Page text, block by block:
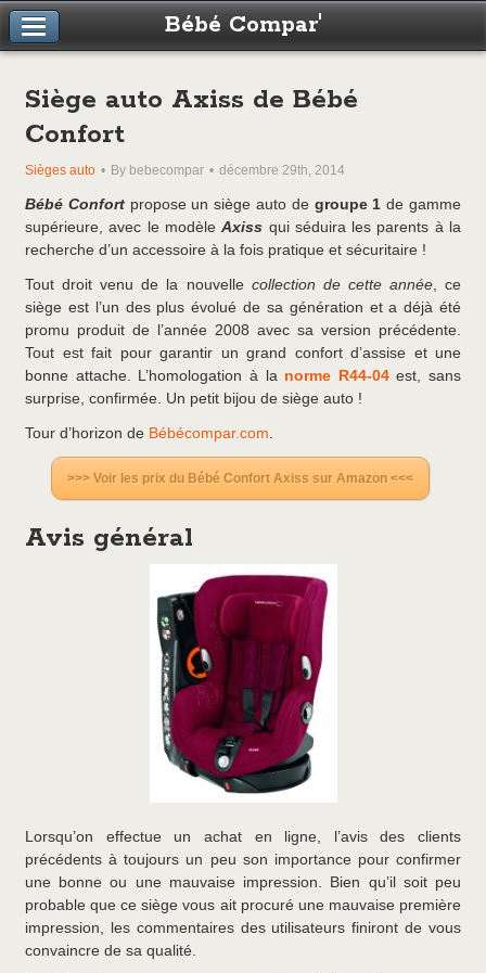
Bébé Compar'
Siège auto Axiss de Bébé
Confort
Sièges auto By bebecompar décembre 29th, 2014
Bébé Confortpropose un siège auto de groupe 1 de gamme
supérieure, avec le modèleAxiss qui séduira les parents à la
recherche d’un accessoire à la fois pratique et sécuritaire !
Tout droit venu de la nouvelle collection de cette année, ce
siège est l’un des plus évolué de sa génération et a déjà été
promu produit de l’année 2008 avec sa version précédente.
Tout est fait pour garantir un grand confort d’assise et une
bonne attache. L’homologation à la norme R44-04est, sans
surprise, confirmée. Un petit bijou de siège auto !
Tour d’horizon de Bébécompar.com
>>> Voir les prix du Bébé Confort Axiss sur Amazon <<<
Avis général
Lorsqu’on effectue un achat en ligne, l’avis des clients
précédents à toujours un peu son importance pour confirmer
une bonne ou une mauvaise impression. Bien qu’il soit peu
probable que ce siège vous ait procuré une mauvaise première
impression, les commentaires des utilisateurs finiront de vous
convaincre de sa qualité.